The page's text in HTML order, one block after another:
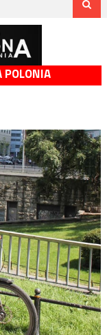
POLONIA